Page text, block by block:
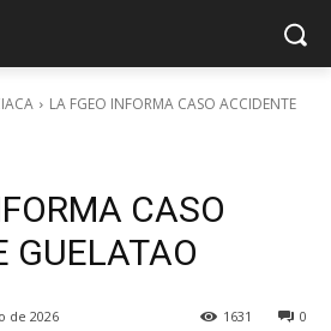
LA FGEO INFORMA CASO ACCIDENTE
CASO
GUELATAO
de 2026 0
1631